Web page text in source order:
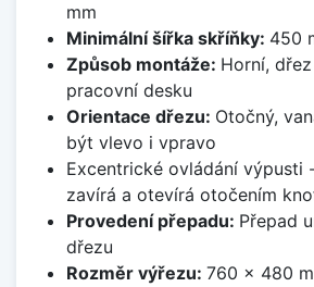
mm
Minimální šířka skříňky: 450
Způsob montáže: Horní,
pracovní desku
Orientace dřezu: Otočný,
být vlevo i vpravo
Excentrické ovládání výpusti
zavírá a otevírá otočením
Provedení přepadu: Přepad
dřezu
Rozměr výřezu: 760 x 480